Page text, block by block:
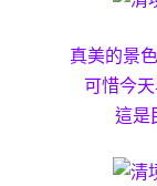
真美的景
可惜今
這是